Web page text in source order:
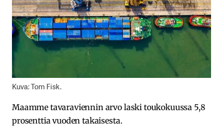
Kuva: Tom Fisk.
Maamme tavaraviennin arvo laski toukokuussa 5,8
prosenttia vuoden takaisesta.